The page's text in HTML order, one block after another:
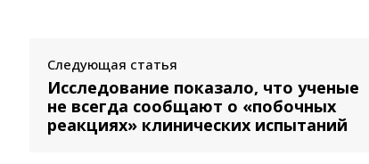
Следующая статья
Исследование показало, что ученые
не всегда сообщают о «побочных
реакциях» клинических испытаний